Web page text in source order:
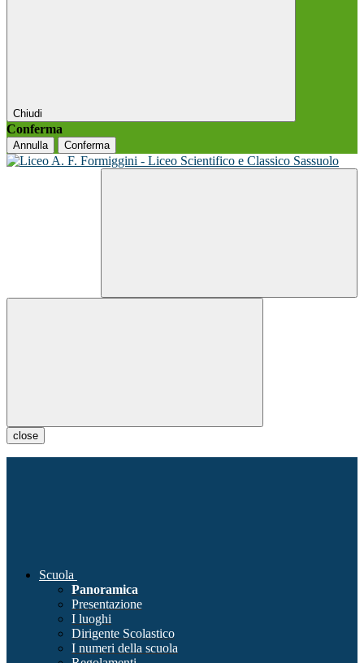
Chiudi
Conferma
Annulla Conferma
close
Scuola
Panoramica
Presentazione
I luoghi
Dirigente Scolastico
I numeri della scuola